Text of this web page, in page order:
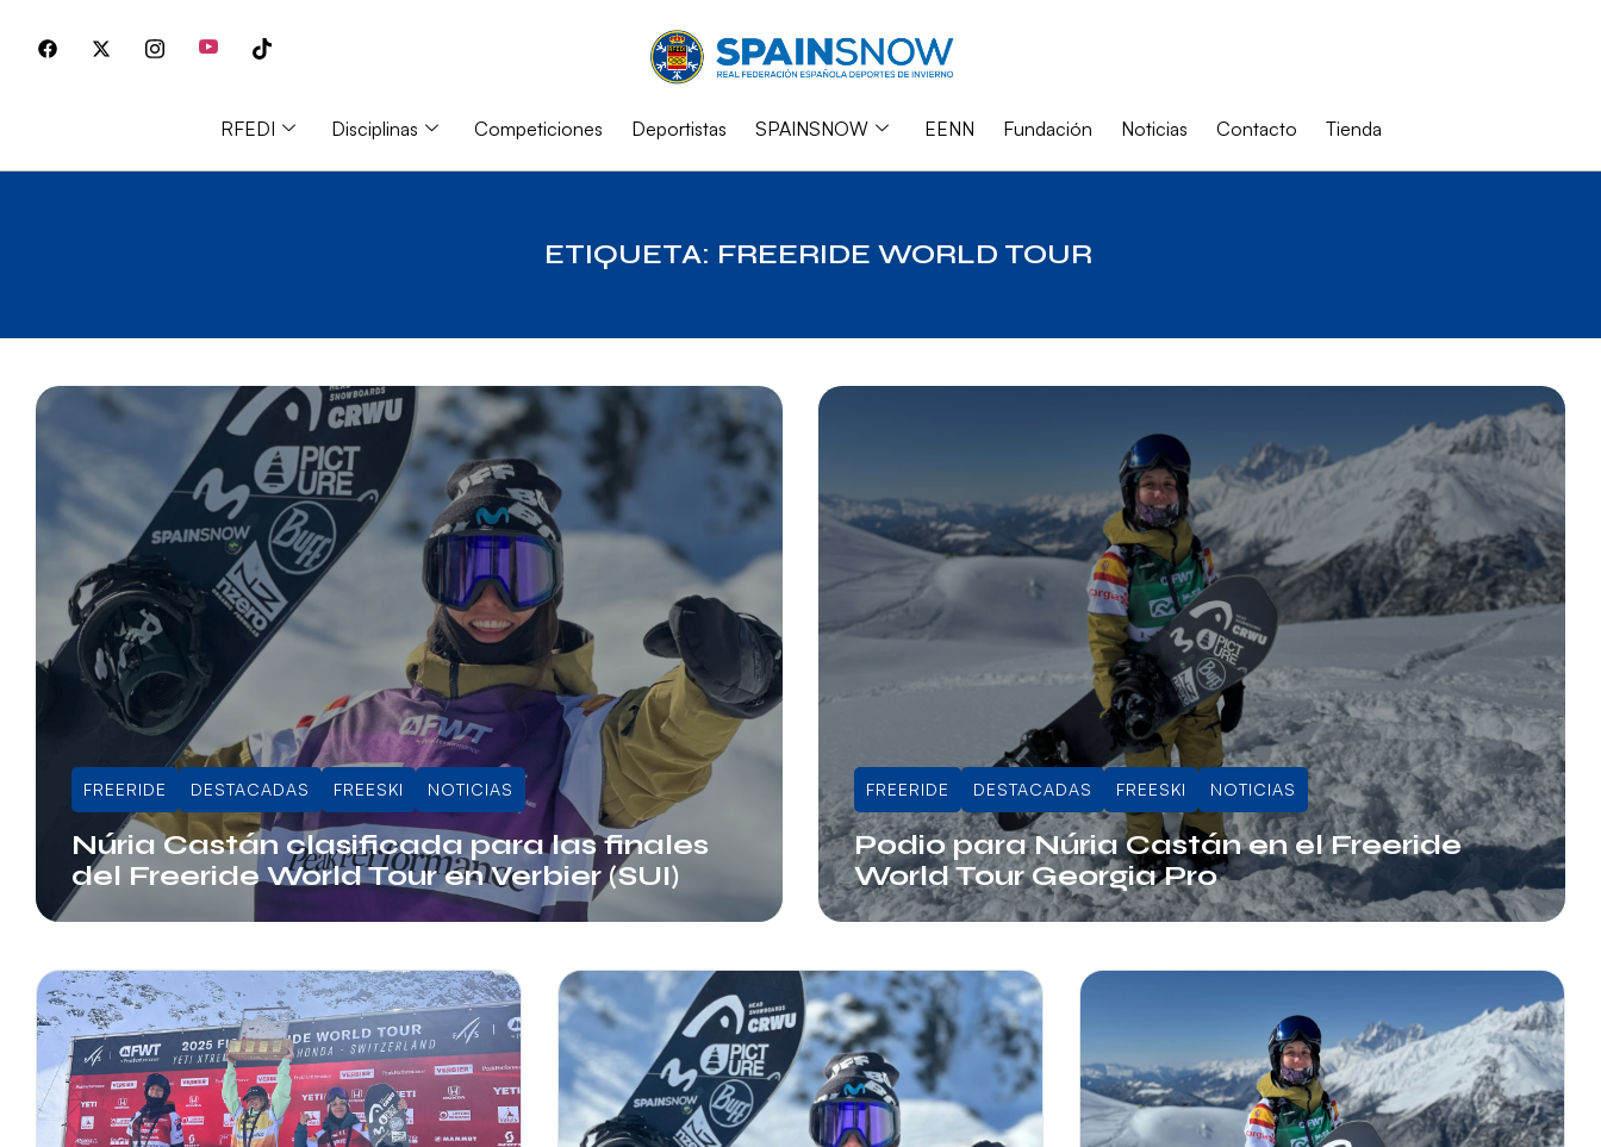
RFEDI Disciplinas Competiciones Deportistas SPAINSNOW EENN Fundación Noticias Contacto Tienda
ETIQUETA: FREERIDE WORLD TOUR
FREERIDE DESTACADAS FREESKI NOTICIAS
Núria Castán clasificada para las finales
del Freeride World Tour en Verbier (SUI)
FREERIDE DESTACADAS FREESKI NOTICIAS
Podio para Núria Castán en el Freeride
World Tour Georgia Pro
Juli Sala